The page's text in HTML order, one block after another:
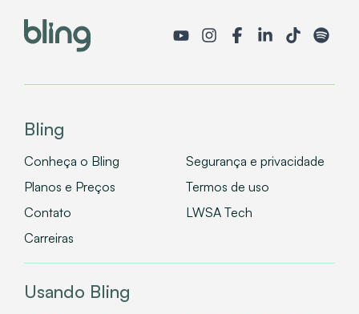
Bling
Conheça o Bling
Planos e Preços
Contato
Carreiras
Segurança e privacidade
Termos de uso
LWSA Tech
Usando Bling